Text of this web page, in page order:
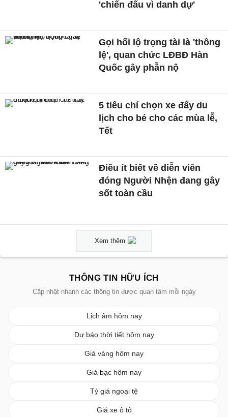
'chiến đấu vì danh dự'
Gọi hối lộ trọng tài là 'thông
lệ', quan chức LĐBĐ Hàn
Quốc gây phẫn nộ
5 tiêu chí chọn xe đẩy du
lịch cho bé cho các mùa lễ,
Tết
Điều ít biết về diễn viên
đóng Người Nhện đang gây
sốt toàn cầu
Xem thêm
THÔNG TIN HỮU ÍCH
Cập nhật nhanh các thông tin được quan tâm mỗi ngày
Lịch âm hôm nay
Dự báo thời tiết hôm nay
Giá vàng hôm nay
Giá bạc hôm nay
Tỷ giá ngoại tệ
Giá xe ô tô